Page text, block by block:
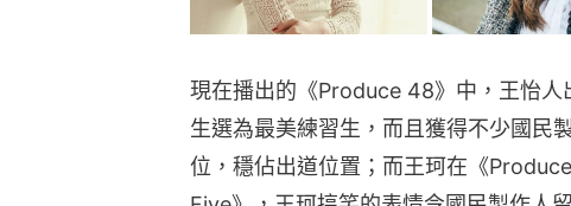
現在播出的《Produce 48》中，王怡
生選為最美練習生，而且獲得不少國民
位，穩佔出道位置；而王珂在《